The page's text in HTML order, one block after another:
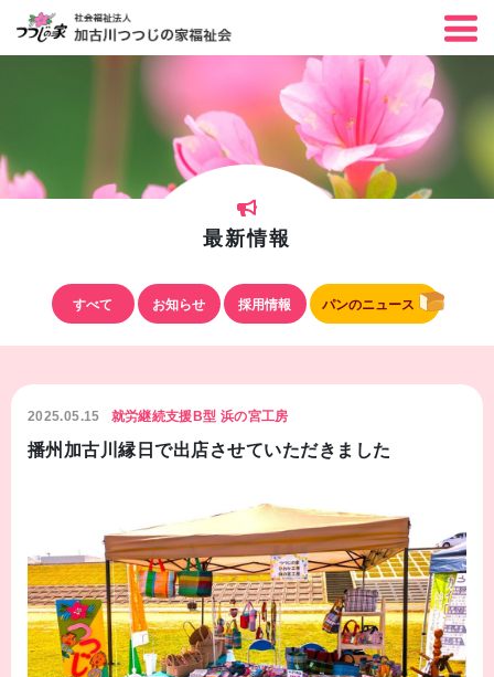
最新情報
すべて お知らせ 採用情報 パンのニュース
2025.05.15 就労継続支援B型 浜の宮工房
播州加古川縁日で出店させていただきました